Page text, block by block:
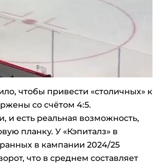
чтобы привести «столичных» к
со счётом 4:5.
и есть реальная возможность,
планку. У «Кэпиталз» в
в кампании 2024/25
что в среднем составляет